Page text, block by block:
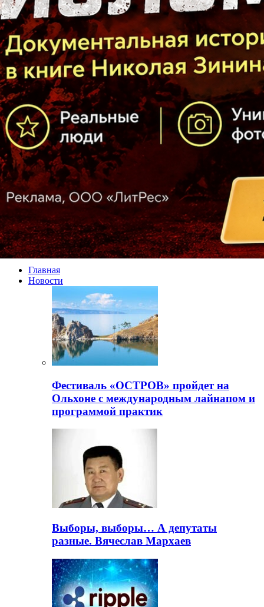
Главная
Новости
Фестиваль «ОСТРОВ» пройдет на
Ольхоне с международным лайнапом и
программой практик
Выборы, выборы… А депутаты
разные. Вячеслав Мархаев